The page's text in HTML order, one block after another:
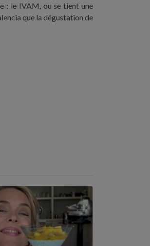
: le IVAM, ou se tient une
que la dégustation de